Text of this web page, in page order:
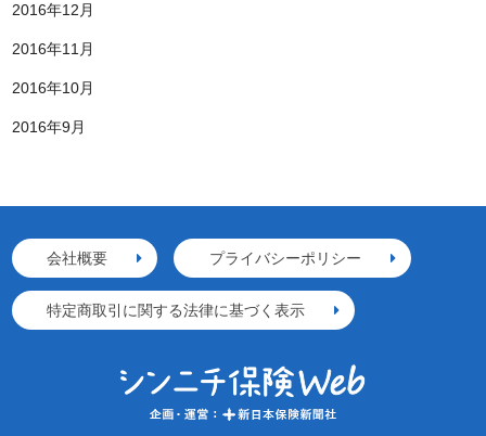
2016年12月
2016年11月
2016年10月
2016年9月
会社概要 プライバシーポリシー
特定商取引に関する法律に基づく表示